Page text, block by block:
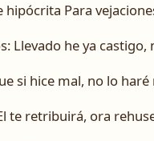
Para
Llevado he ya
si hice mal, no lo haré
te retribuirá, ora